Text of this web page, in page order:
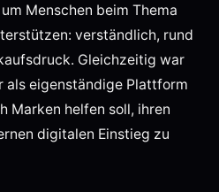
Menschen beim Thema
verständlich, rund
Gleichzeitig war
als eigenständige Plattform
Marken helfen soll, ihren
digitalen Einstieg zu